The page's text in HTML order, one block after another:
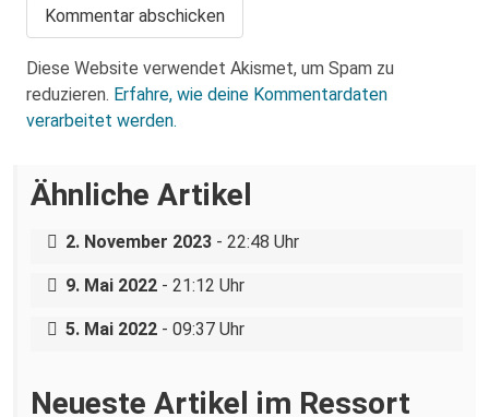
Diese Website verwendet Akismet, um Spam zu
reduzieren. Erfahre, wie deine Kommentardaten
verarbeitet werden.
Ähnliche Artikel
Antifaschistische Bildungsfahrt: Athen –
2. November 2023 - 22:48 Uhr
„Das ist ein Marathon, kein Sprint“-
Interview mit einer Untergruppe der
9. Mai 2022 - 21:12 Uhr
Bitte weiterfahren – Antiromaismus in
5. Mai 2022 - 09:37 Uhr
Neueste Artikel im Ressort